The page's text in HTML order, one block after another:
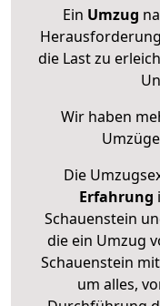
Ein Umzug
die Last zu
Wir haben
Die
Erfahrung
Schauenstein
die ein Umzug
Schauenstein
um alles,